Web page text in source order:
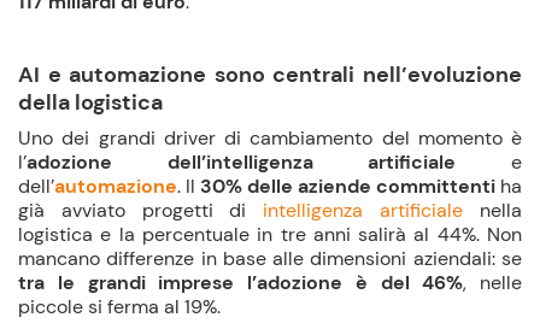
AI e automazione sono centrali nell’evoluzione
della logistica
Uno dei grandi driver di cambiamento del momento è
l’adozione dell’intelligenza artificiale e
dell’automazione. Il 30% delle aziende committenti ha
già avviato progetti di intelligenza artificiale nella
logistica e la percentuale in tre anni salirà al 44%. Non
mancano differenze in base alle dimensioni aziendali: se
tra le grandi imprese l’adozione è del 46%, nelle
piccole si ferma al 19%.